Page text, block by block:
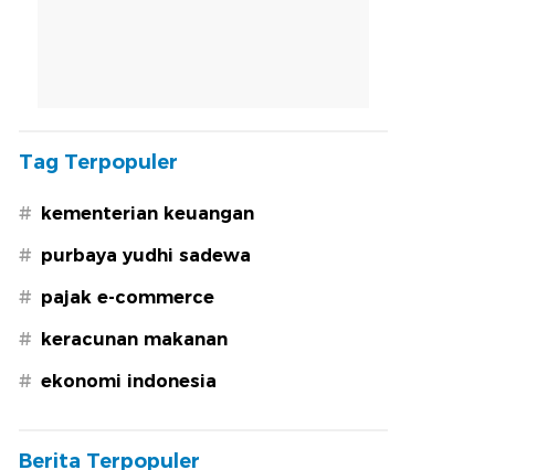
Tag Terpopuler
# kementerian keuangan
# purbaya yudhi sadewa
# pajak e-commerce
# keracunan makanan
# ekonomi indonesia
Berita Terpopuler